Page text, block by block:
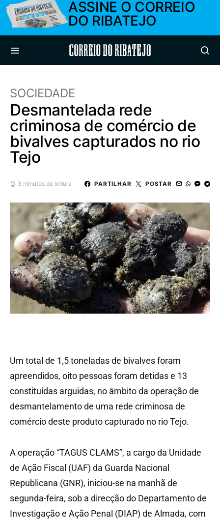
ASSINE O CORREIO
DO RIBATEJO
Correio do Ribatejo
SOCIEDADE
Desmantelada rede
criminosa de comércio de
bivalves capturados no rio
Tejo
3 minutos de leitura PARTILHAR POSTAR
Um total de 1,5 toneladas de bivalves foram
apreendidos, oito pessoas foram detidas e 13
constituídas arguidas, no âmbito da operação de
desmantelamento de uma rede criminosa de
comércio deste produto capturado no rio Tejo.
A operação “TAGUS CLAMS”, a cargo da Unidade
de Ação Fiscal (UAF) da Guarda Nacional
Republicana (GNR), iniciou-se na manhã de
segunda-feira, sob a direcção do Departamento de
Investigação e Ação Penal (DIAP) de Almada, com